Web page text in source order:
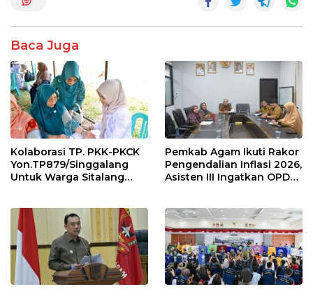
k p
Baca Juga
Kolaborasi TP. PKK-PKCK
Yon.TP879/Singgalang
Untuk Warga Sitalang
Pemkab Agam Ikuti Rakor
Pengendalian Inflasi 2026,
Asisten III Ingatkan OPD